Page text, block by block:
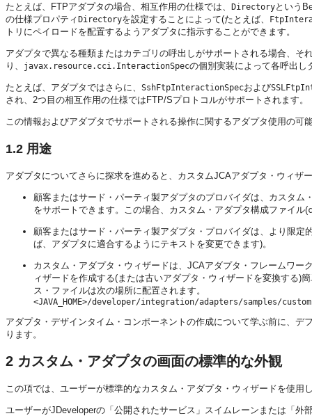
たとえば、FTPアダプタの場合、相互作用の仕様では、 Directoryという
の仕様プロパティDirectoryを設定することによって(たとえば、
トリにペイロードを配置するようアダプタに指示することができます。
アダプタで異なる種類またはカテゴリの呼出しがサポートされる場合、そ
り、
javax.resource.cci.InteractionSpecの個別実装によって各呼出し
たとえば、アダプタではさらに、 SshFtpInteractionSpecおよび
され、2つ目の相互作用の仕様ではFTP/Sプロトコルがサポートされます。
この情報およびアダプタでサポートされる操作に関するアダプタ使用の
1.2 用途
アダプタについてさらに探求を進めると、カスタムJCAアダプタ・ウィザ
顧客またはサード・パーティ製アダプタのプロバイダは、カスタ
をサポートできます。この場合、カスタム・アダプタ構成ファイル(
顧客またはサード・パーティ製アダプタ・プロバイダは、より限
ば、アダプタに適合するようにテキストを変更できます)。
カスタム・アダプタ・ウィザードは、JCAアダプタ・フレームワ
ィザードを作成する(または古いアダプタ・ウィザードを変換する)
ス・ファイルは次の場所に配置されます。
<JAVA_HOME>/developer/integration/adapters/samples/custom
アダプタ・デザインタイム・コンポーネントの作成について学ぶ前に、
ります。
2 カスタム・アダプタの画面の標準的な外観
この項では、ユーザーが標準的なカスタム・アダプタ・ウィザードを使
ユーザーがJDeveloperの「公開されたサービス」スイムレーンまたは「